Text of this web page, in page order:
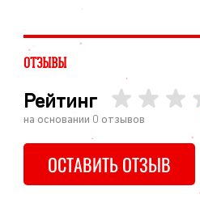
ОТЗЫВЫ
Рейтинг
на основании 0 отзывов
ОСТАВИТЬ ОТЗЫВ